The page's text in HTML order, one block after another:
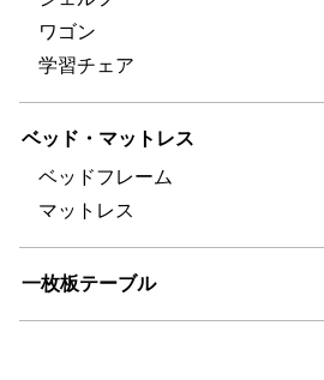
ワゴン
学習チェア
ベッド・マットレス
ベッドフレーム
マットレス
一枚板テーブル